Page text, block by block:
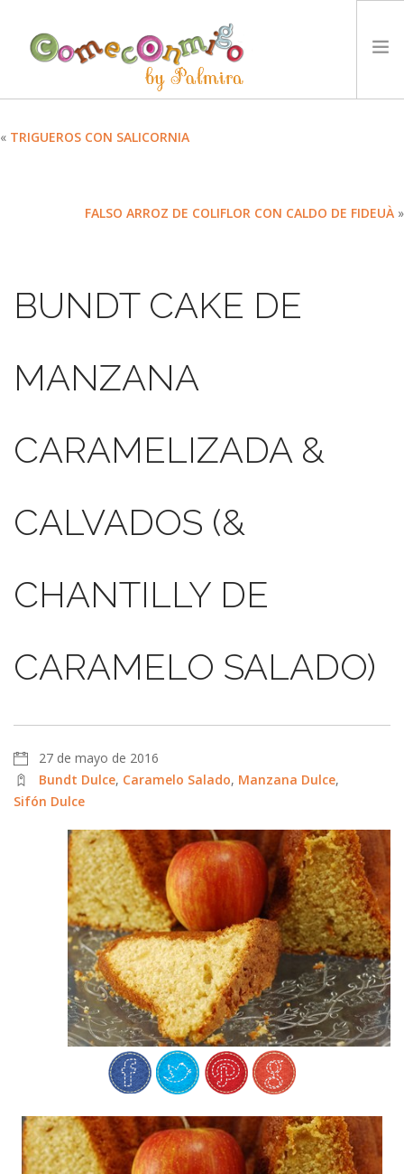
NUESTRA FILOSOFÍA
IDIOMA:
« TRIGUEROS CON SALICORNIA
FALSO ARROZ DE COLIFLOR CON CALDO DE FIDEUÀ »
BUNDT CAKE DE
MANZANA
CARAMELIZADA &
CALVADOS (&
CHANTILLY DE
CARAMELO SALADO)
27 de mayo de 2016
Bundt Dulce, Caramelo Salado, Manzana Dulce,
Sifón Dulce